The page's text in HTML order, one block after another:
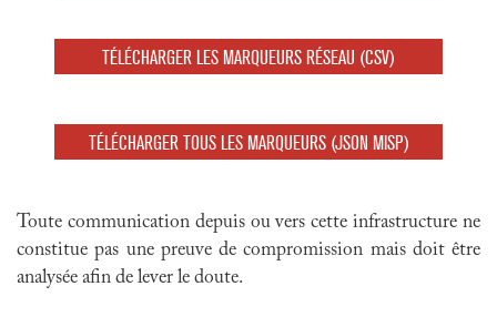
TÉLÉCHARGER LES MARQUEURS RÉSEAU (CSV)
TÉLÉCHARGER TOUS LES MARQUEURS (JSON MISP)
Toute communication depuis ou vers cette infrastructure ne
constitue pas une preuve de compromission mais doit être
analysée afin de lever le doute.